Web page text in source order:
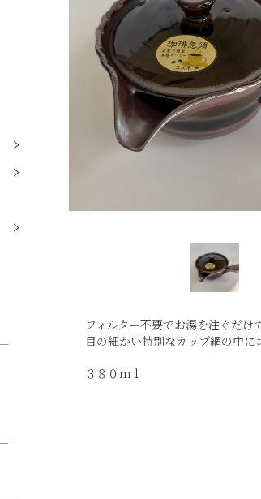
フィルター不要でお湯を注ぐだけ
目の細かい特別なカップ網の中
３８０ｍｌ